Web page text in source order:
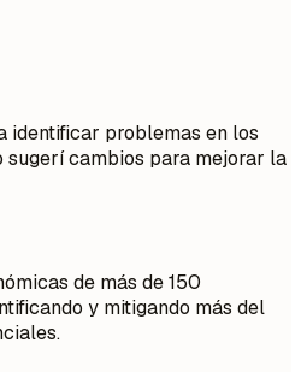
identificar problemas en los
sugerí cambios para mejorar la
de más de 150
y mitigando más del